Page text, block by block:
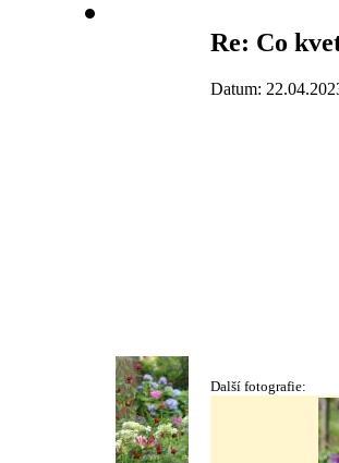
Re: Co
Datum:
Další fotografie: